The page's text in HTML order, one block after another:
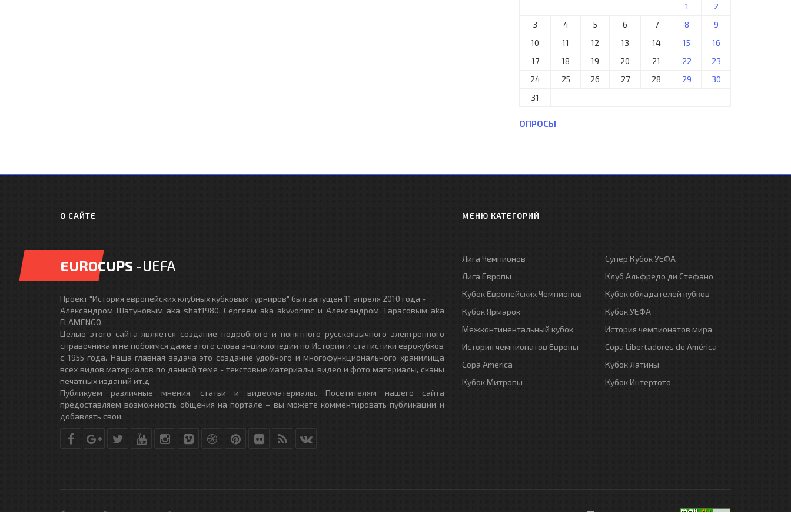
1
2
3
4 5 6 7 8
9
10
11 12 13 14 15
16
17
18 19 20 21 22
23
24
25 26 27 28 29
30
31
ОПРОСЫ
О САЙТЕ
EUROCUPS -UEFA
Проект "История европейских клубных кубковых турниров" был запущен 11 апреля 2010 года -
Александром Шатуновым aka shat1980, Сергеем aka akvvohinc и Александром Тарасовым aka
FLAMENGO.
Целью этого сайта является создание подробного и понятного русскоязычного электронного
справочника и не побоимся даже этого слова энциклопедии по Истории и статистики еврокубков
с 1955 года. Наша главная задача это создание удобного и многофункционального хранилища
всех видов материалов по данной теме - текстовые материалы, видео и фото материалы, сканы
печатных изданий ит.д
Публикуем различные мнения, статьи и видеоматериалы. Посетителям нашего сайта
предоставляем возможность общения на портале – вы можете комментировать публикации и
добавлять свои.
МЕНЮ КАТЕГОРИЙ
Лига Чемпионов
Лига Европы
Кубок Европейских Чемпионов
Кубок Ярмарок
Межконтинентальный кубок
История чемпионатов Европы
Copa America
Кубок Митропы
Супер Кубок УЕФА
Клуб Альфредо ди Стефано
Кубок обладателей кубков
Кубок УЕФА
История чемпионатов мира
Copa Libertadores de América
Кубок Латины
Кубок Интертото
© Copyright © 2010-2017. Разработано студиейDLE-THEME.RU- All Rights Reserved.